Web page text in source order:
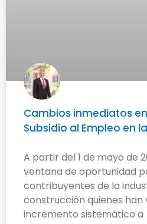
Cambios inmediatos en
Subsidio al Empleo en
A partir del 1 de mayo de
ventana de oportunidad
contribuyentes de la
construcción quienes han
incremento sistemático a